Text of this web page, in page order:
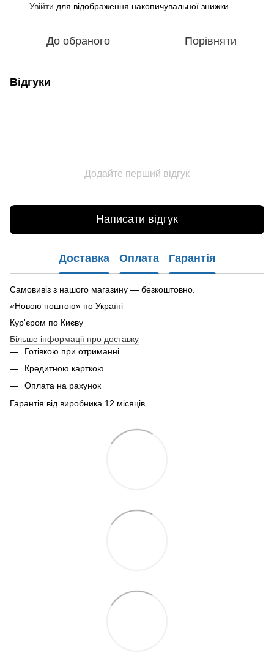
Увійти для відображення накопичувальної знижки
До обраного Порівняти
Відгуки
Додайте перший відгук
Написати відгук
Доставка Оплата Гарантія
Самовивіз з нашого магазину — безкоштовно.
«Новою поштою» по Україні
Кур'єром по Києву
Більше інформації про доставку
Готівкою при отриманні
Кредитною карткою
Оплата на рахунок
Гарантія від виробника 12 місяців.